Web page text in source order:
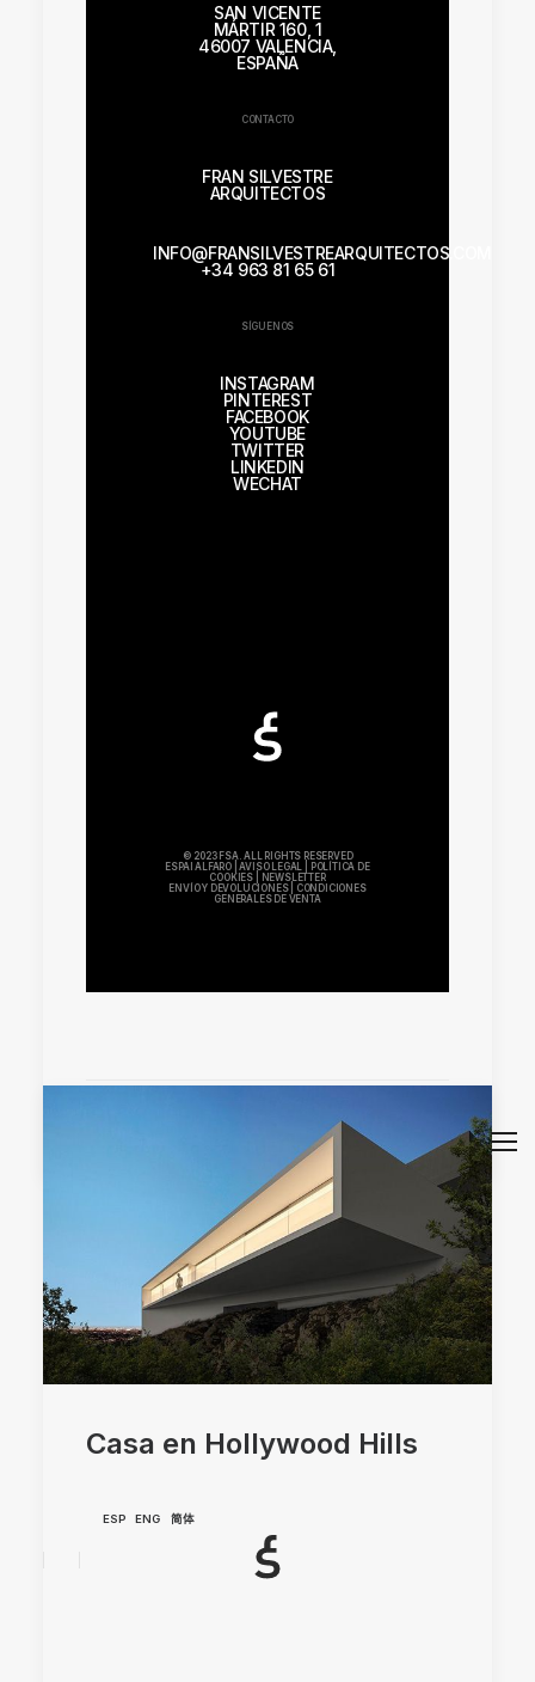
SAN VICENTE
MÁRTIR 160, 1
46007 VALENCIA,
ESPAÑA
CONTACTO
FRAN SILVESTRE
ARQUITECTOS
INFO@FRANSILVESTREARQUITECTOS.COM
+34 963 81 65 61
SÍGUENOS
INSTAGRAM
PINTEREST
FACEBOOK
YOUTUBE
TWITTER
LINKEDIN
WECHAT
© 2023 FSA. ALL RIGHTS RESERVED
ESPAI ALFARO |AVISO LEGAL
POLÍTICA DE
COOKIES
NEWSLETTER
ENVÍO Y DEVOLUCIONES|
CONDICIONES
GENERALES DE VENTA
Casa en Hollywood Hills
ESP ENG 简体